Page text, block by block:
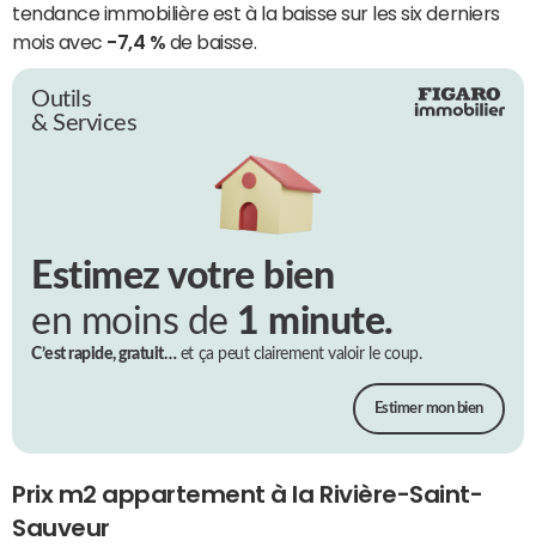
tendance immobilière est à la baisse sur les six derniers
mois avec -7,4 % de baisse.
Outils
& Services
Estimez votre bien
en moins de 1 minute.
C’est rapide, gratuit…et ça peut clairement valoir le coup.
Estimer mon bien
Prix m2 appartement à la Rivière-Saint-
Sauveur